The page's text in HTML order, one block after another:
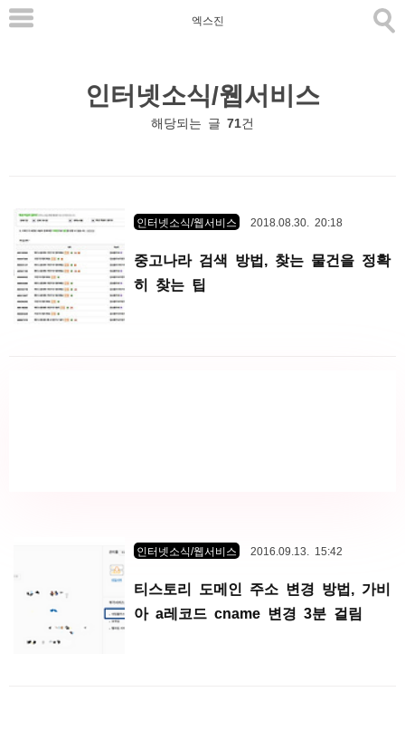
본
엑스진
인터넷소식/웹서비스
해당되는 글 71 건
인터넷소식/웹서비스 2018.08.30. 20:18
중고나라 검색 방법, 찾는 물건을 정확
히 찾는 팁
인터넷소식/웹서비스 2016.09.13. 15:42
티스토리 도메인 주소 변경 방법, 가비
아 a레코드 cname 변경 3분 걸림